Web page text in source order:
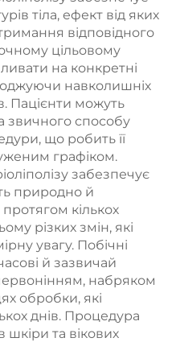
тіла, ефект від яких
відповідного
цільовому
на конкретні
навколишніх
Пацієнти можуть
звичного способу
що робить її
графіком.
забезпечує
природно й
кількох
різких змін, які
увагу. Побічні
й зазвичай
набряком
обробки, які
днів. Процедура
шкіри та вікових